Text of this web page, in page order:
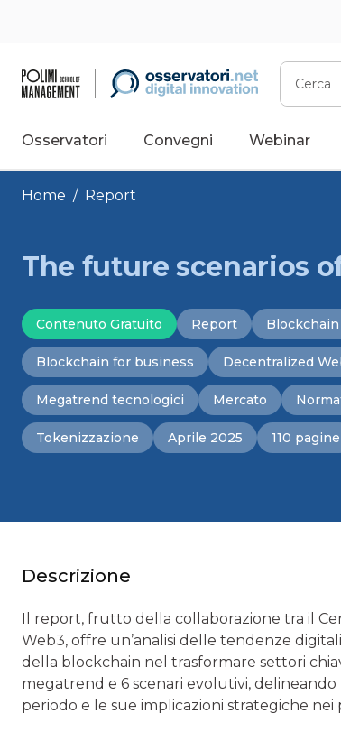
Cerca
Osservatori Convegni Webinar
Home / Report
The future scenarios
Contenuto Gratuito Report
Blockchain for business Decentralized
Megatrend tecnologici Mercato
Tokenizzazione Aprile 2025 110 pagine
Descrizione
Il report, frutto della collaborazione tra il
Web3, offre un’analisi delle tendenze
della blockchain nel trasformare settori
megatrend e 6 scenari evolutivi,
periodo e le sue implicazioni strategiche nei